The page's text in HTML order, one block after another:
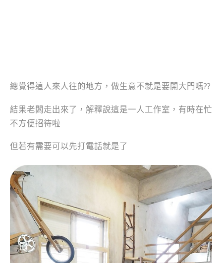
總覺得這人來人往的地方，做生意不就是要開大門嗎??
結果老闆走出來了，解釋說這是一人工作室，有時在忙
不方便招待啦
但若有需要可以先打電話就是了